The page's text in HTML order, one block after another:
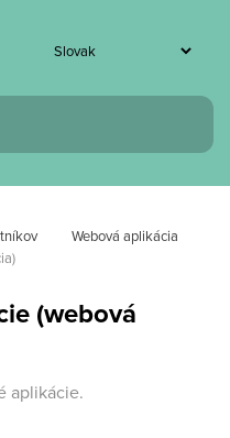
Webová aplikácia
(webová
aplikácie.